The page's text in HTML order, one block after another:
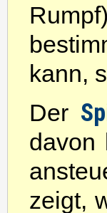
kann,
Der
davon
zeigt,